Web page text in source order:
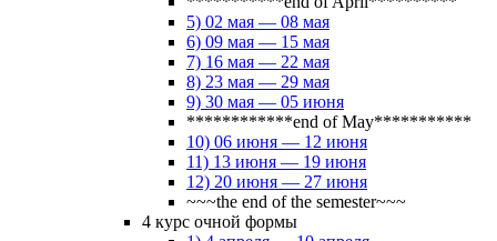
5) 02 мая — 08 мая
6) 09 мая — 15 мая
7) 16 мая — 22 мая
8) 23 мая — 29 мая
9) 30 мая — 05 июня
************end of May***********
10) 06 июня — 12 июня
11) 13 июня — 19 июня
12) 20 июня — 27 июня
~~~the end of the semester~~~
4 курс очной формы